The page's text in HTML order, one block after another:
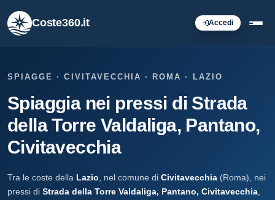
Coste360.it Accedi
SPIAGGE · CIVITAVECCHIA · ROMA · LAZIO
Spiaggia nei pressi di Strada
della Torre Valdaliga, Pantano,
Civitavecchia
Tra le coste della Lazio , nel comune di Civitavecchia (Roma), nei
pressi di Strada della Torre Valdaliga, Pantano, Civitavecchia